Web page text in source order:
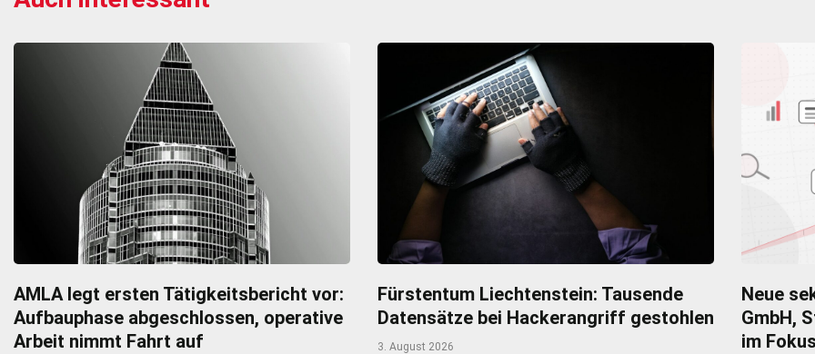
AMLA legt ersten Tätigkeitsbericht vor:
Aufbauphase abgeschlossen, operative
Arbeit nimmt Fahrt auf
Fürstentum Liechtenstein: Tausende
Datensätze bei Hackerangriff gestohlen
3. August 2026
Neue
GmbH,
im